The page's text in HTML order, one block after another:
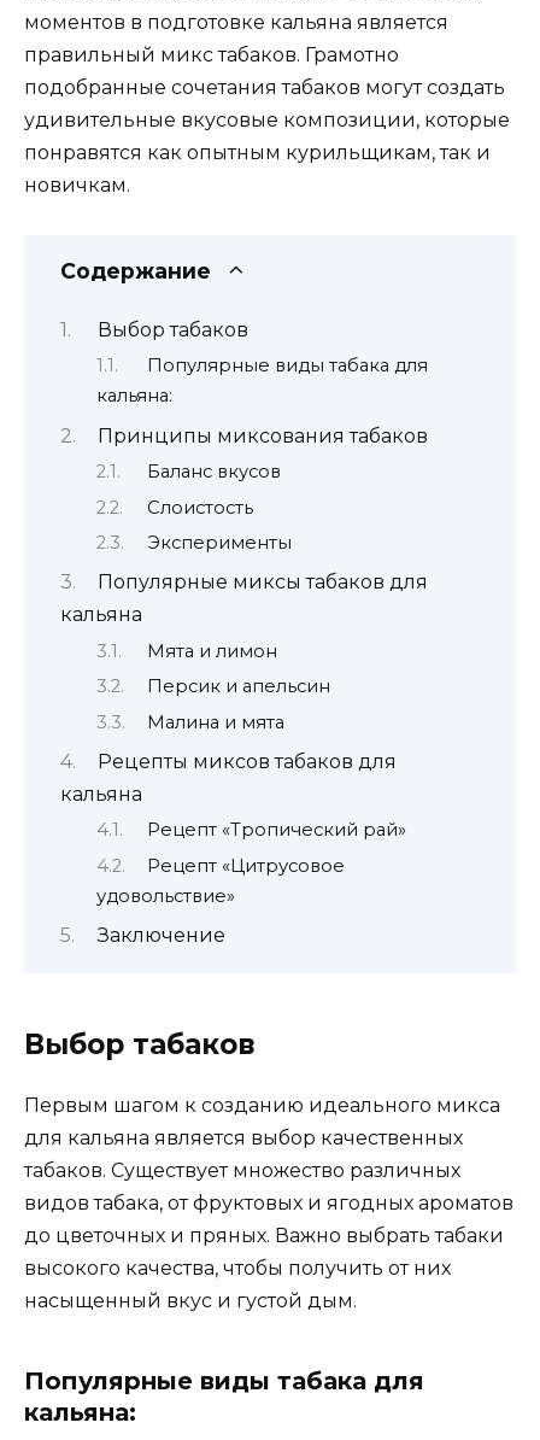
моментов в подготовке кальяна является
правильный микс табаков. Грамотно
подобранные сочетания табаков могут создать
удивительные вкусовые композиции, которые
понравятся как опытным курильщикам, так и
новичкам.
Содержание
Выбор табаков
Популярные виды табака для
кальяна:
Принципы миксования табаков
Баланс вкусов
Слоистость
Эксперименты
Популярные миксы табаков для
кальяна
Мята и лимон
Персик и апельсин
Малина и мята
Рецепты миксов табаков для
кальяна
Рецепт «Тропический рай»
Рецепт «Цитрусовое
удовольствие»
Заключение
Выбор табаков
Первым шагом к созданию идеального микса
для кальяна является выбор качественных
табаков. Существует множество различных
видов табака, от фруктовых и ягодных ароматов
до цветочных и пряных. Важно выбрать табаки
высокого качества, чтобы получить от них
насыщенный вкус и густой дым.
Популярные виды табака для
кальяна: